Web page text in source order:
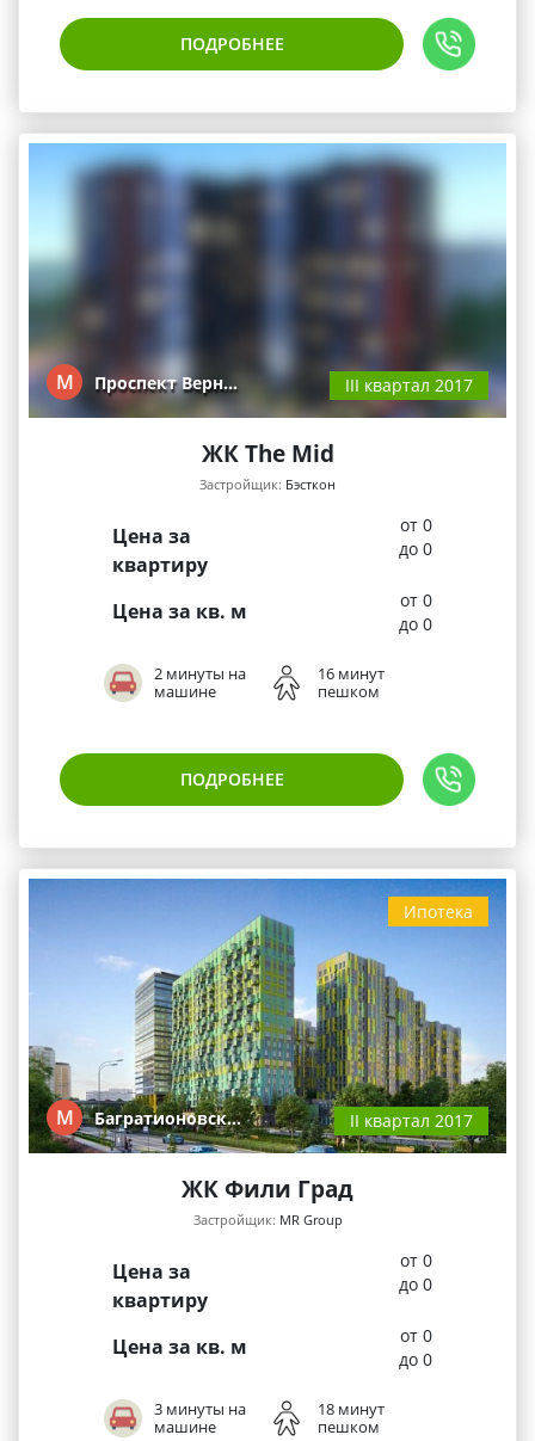
ПОДРОБНЕЕ
М Проспект Верн… III квартал 2017
ЖК The Mid
Застройщик: Бэсткон
Цена за
квартиру
от 0
до 0
Цена за кв. м
от 0
до 0
2 минуты на
машине
16 минут
пешком
ПОДРОБНЕЕ
Ипотека
М Багратионовск… II квартал 2017
ЖК Фили Град
Застройщик: MR Group
Цена за
квартиру
от 0
до 0
Цена за кв. м
от 0
до 0
3 минуты на
машине
18 минут
пешком